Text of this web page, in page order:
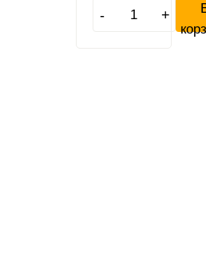
- +